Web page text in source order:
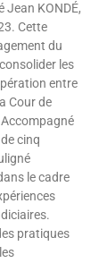
Jean KONDÉ,
Cette
du
les
entre
Cour de
cinq
le cadre
pratiques